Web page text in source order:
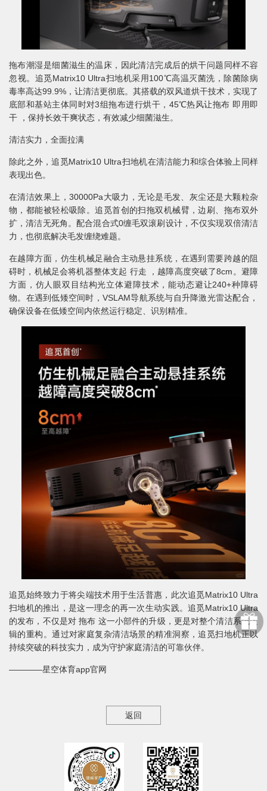
拖布潮湿是细菌滋生的温床，因此清洁完成后的烘干问题同样不容
忽视。追觅Matrix10 Ultra扫地机采用100℃高温灭菌洗，除菌除病
毒率高达99.9%，让清洁更彻底。其搭载的双风道烘干技术，实现了
底部和基站主体同时对3组拖布进行烘干，45℃热风让拖布 即用即
干 ，保持长效干爽状态，有效减少细菌滋生。
清洁实力，全面拉满
除此之外，追觅Matrix10 Ultra扫地机在清洁能力和综合体验上同样
表现出色。
在清洁效果上，30000Pa大吸力，无论是毛发、灰尘还是大颗粒杂
物，都能被轻松吸除。追觅首创的扫拖双机械臂，边刷、拖布双外
扩，清洁无死角。配合混合式0缠毛双滚刷设计，不仅实现双倍清洁
力，也彻底解决毛发缠绕难题。
在越障方面，仿生机械足融合主动悬挂系统，在遇到需要跨越的阻
碍时，机械足会将机器整体支起 行走 ，越障高度突破了8cm。避障
方面，仿人眼双目结构光立体避障技术，能动态避让240+种障碍
物。在遇到低矮空间时，VSLAM导航系统与自升降激光雷达配合，
确保设备在低矮空间内依然运行稳定、识别精准。
追觅始终致力于将尖端技术用于生活普惠，此次追觅Matrix10 Ultra
扫地机的推出，是这一理念的再一次生动实践。追觅Matrix10 Ultra
的发布，不仅是对 拖布 这一小部件的升级，更是对整个清洁系统逻
辑的重构。通过对家庭复杂清洁场景的精准洞察，追觅扫地机正以
持续突破的科技实力，成为守护家庭清洁的可靠伙伴。
————星空体育app官网
返回